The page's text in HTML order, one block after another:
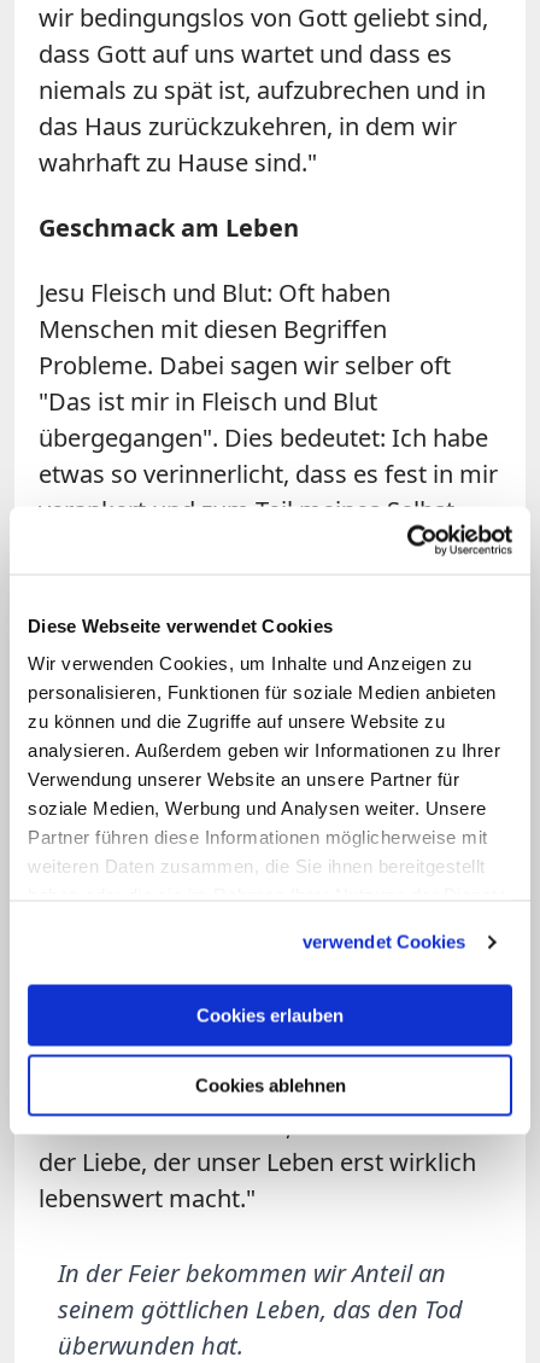
Diese Webseite verwendet Cookies
Wir verwenden Cookies, um Inhalte und Anzeigen zu
personalisieren, Funktionen für soziale Medien anbieten
zu können und die Zugriffe auf unsere Website zu
analysieren. Außerdem geben wir Informationen zu Ihrer
Verwendung unserer Website an unsere Partner für
soziale Medien, Werbung und Analysen weiter. Unsere
Partner führen diese Informationen möglicherweise mit
weiteren Daten zusammen, die Sie ihnen bereitgestellt
verwendet Cookies
Cookies erlauben
Cookies ablehnen
wir bedingungslos von Gott geliebt sind,
dass Gott auf uns wartet und dass es
niemals zu spät ist, aufzubrechen und in
das Haus zurückzukehren, in dem wir
wahrhaft zu Hause sind."
Geschmack am Leben
Jesu Fleisch und Blut: Oft haben
Menschen mit diesen Begriffen
Probleme. Dabei sagen wir selber oft
"Das ist mir in Fleisch und Blut
übergegangen". Dies bedeutet: Ich habe
etwas so verinnerlicht, dass es fest in mir
verankert und zum Teil meines Selbst
geworden ist. "Fleisch und Blut sind
damit Ausdruck seiner Liebe bis zur
Vollendung", erklärt Pater Anselm Grün.
"Durch das Essen des Brotes und das
Trinken aus dem Kelch gelangen wir in
eine Gemeinschaft mit Jesus Christus,
wie sie tiefer nicht gedacht werden kann:
Wir bleiben in Jesus Christus, und er
bleibt in uns. In der Eucharistie dürfen
ein Leben, das unsere tiefste Sehnsucht
erfüllt. Ewiges Leben ist nicht in erster
Linie das Leben nach dem Tod, sondern
eine neue Lebensqualität, die wir hier
schon erfahren dürfen. Es ist ein neuer
Geschmack am Leben, der Geschmack
der Liebe, der unser Leben erst wirklich
lebenswert macht."
In der Feier bekommen wir Anteil an
seinem göttlichen Leben, das den Tod
überwunden hat.